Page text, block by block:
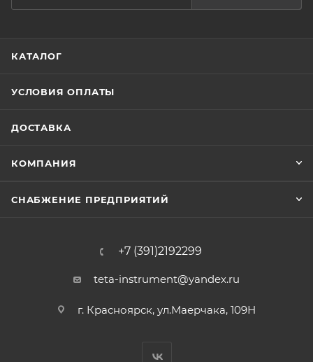
КАТАЛОГ
УСЛОВИЯ ОПЛАТЫ
ДОСТАВКА
КОМПАНИЯ
СНАБЖЕНИЕ ПРЕДПРИЯТИЙ
+7 (391)2192299
teta-instrument@yandex.ru
г. Красноярск, ул.Маерчака, 109Н